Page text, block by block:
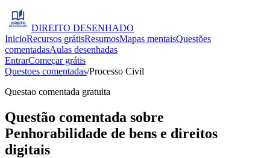
DIREITO DESENHADO
InicioRecursos grátisResumosMapas mentaisQuestões
comentadasAulas desenhadas
EntrarComeçar grátis
Questoes comentadas/Processo Civil
Questao comentada gratuita
Questão comentada sobre
Penhorabilidade de bens e direitos
digitais